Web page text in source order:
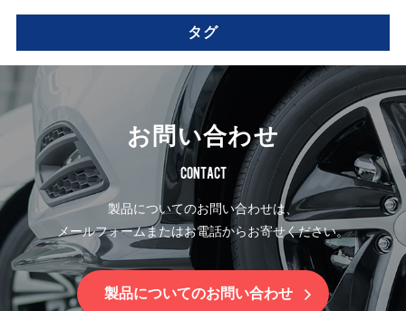
タグ
お問い合わせ
CONTACT
製品についてのお問い合わせは、
メールフォームまたはお電話からお寄せください。
製品についてのお問い合わせ